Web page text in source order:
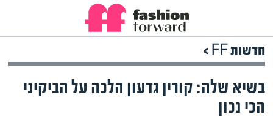
חדשות FF >
בשיא שלה: קורין גדעון הלכה על הביקיני
הכי נכון